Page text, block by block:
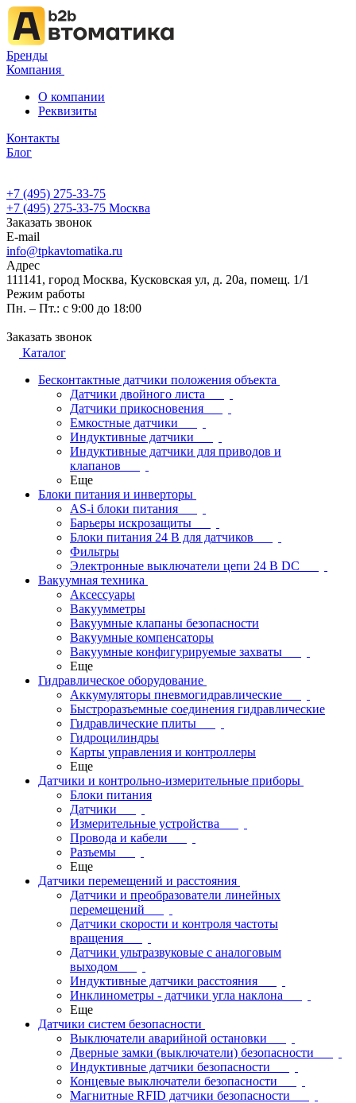
Бренды
Компания
О компании
Реквизиты
Контакты
Блог
+7 (495) 275-33-75
+7 (495) 275-33-75 Москва
Заказать звонок
E-mail
info@tpkavtomatika.ru
Адрес
111141, город Москва, Кусковская ул, д. 20а, помещ. 1/1
Режим работы
Пн. – Пт.: с 9:00 до 18:00
Заказать звонок
Каталог
Бесконтактные датчики положения объекта
Датчики двойного листа
Датчики прикосновения
Емкостные датчики
Индуктивные датчики
Индуктивные датчики для приводов и
клапанов
Еще
Блоки питания и инверторы
AS-i блоки питания
Барьеры искрозащиты
Блоки питания 24 В для датчиков
Фильтры
Электронные выключатели цепи 24 В DC
Вакуумная техника
Аксессуары
Вакуумметры
Вакуумные клапаны безопасности
Вакуумные компенсаторы
Вакуумные конфигурируемые захваты
Еще
Гидравлическое оборудование
Аккумуляторы пневмогидравлические
Быстроразъемные соединения гидравлические
Гидравлические плиты
Гидроцилиндры
Карты управления и контроллеры
Еще
Датчики и контрольно-измерительные приборы
Блоки питания
Датчики
Измерительные устройства
Провода и кабели
Разъемы
Еще
Датчики перемещений и расстояния
Датчики и преобразователи линейных
перемещений
Датчики скорости и контроля частоты
вращения
Датчики ультразвуковые с аналоговым
выходом
Индуктивные датчики расстояния
Инклинометры - датчики угла наклона
Еще
Датчики систем безопасности
Выключатели аварийной остановки
Дверные замки (выключатели) безопасности
Индуктивные датчики безопасности
Концевые выключатели безопасности
Магнитные RFID датчики безопасности